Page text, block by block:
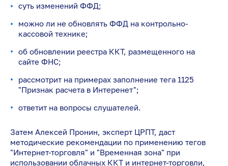
суть изменений ФФД;
можно ли не обновлять ФФД на контрольно-
кассовой технике;
об обновлении реестра ККТ, размещенного на
сайте ФНС;
рассмотрит на примерах заполнение тега 1125
"Признак расчета в Интеренет";
ответит на вопросы слушателей.
Затем Алексей Пронин, эксперт ЦРПТ, даст
методические рекомендации по применению тегов
"Интернет-торговля" и "Временная зона" при
использовании облачных ККТ и интернет-торговли,